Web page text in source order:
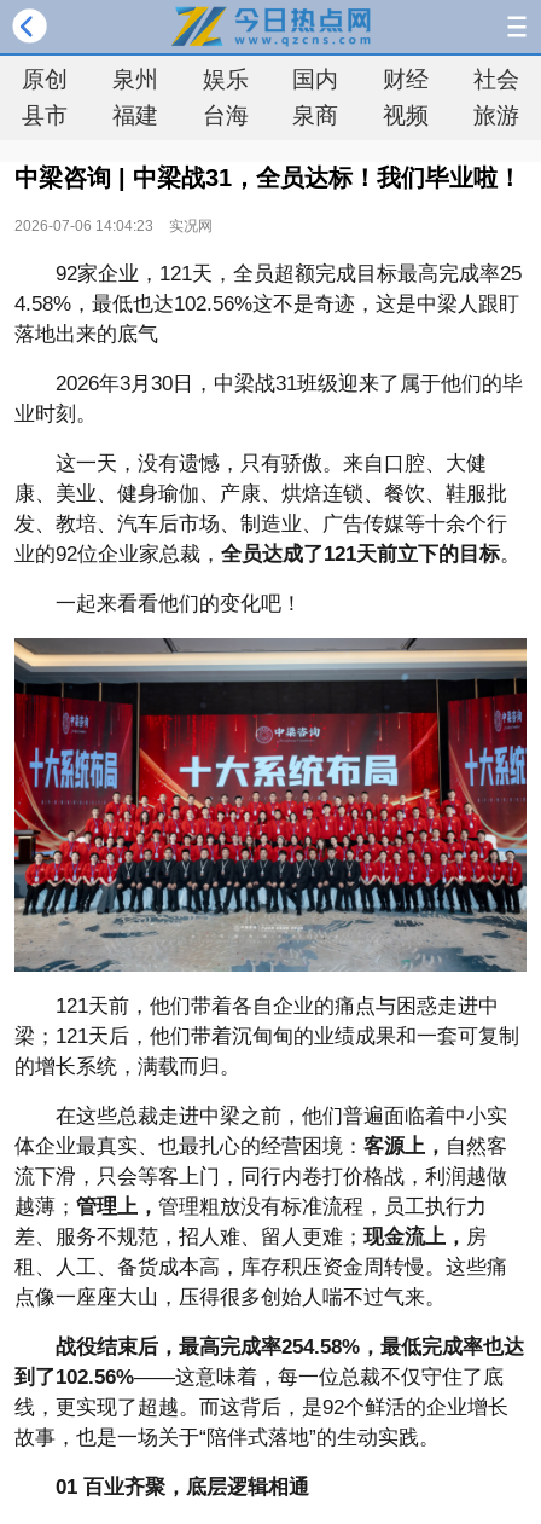
原创 泉州 娱乐 国内 财经
社会
县市
福建 台海 泉商 视频 旅游
中梁咨询 | 中梁战31，全员达标！我们毕业啦！
2026-07-06 14:04:23 实况网
92家企业，121天，全员超额完成目标最高完成率25
4.58%，最低也达102.56%这不是奇迹，这是中梁人跟盯
落地出来的底气
2026年3月30日，中梁战31班级迎来了属于他们的毕
业时刻。
这一天，没有遗憾，只有骄傲。来自口腔、大健
康、美业、健身瑜伽、产康、烘焙连锁、餐饮、鞋服批
发、教培、汽车后市场、制造业、广告传媒等十余个行
业的92位企业家总裁， 全员达成了121天前立下的目标。
一起来看看他们的变化吧！
121天前，他们带着各自企业的痛点与困惑走进中
梁；121天后，他们带着沉甸甸的业绩成果和一套可复制
的增长系统，满载而归。
在这些总裁走进中梁之前，他们普遍面临着中小实
体企业最真实、也最扎心的经营困境： 客源上， 自然客
流下滑，只会等客上门，同行内卷打价格战，利润越做
越薄； 管理上， 管理粗放没有标准流程，员工执行力
差、服务不规范，招人难、留人更难； 现金流上， 房
租、人工、备货成本高，库存积压资金周转慢。这些痛
点像一座座大山，压得很多创始人喘不过气来。
战役结束后， 最高完成率254.58%，最低完成率也达
到了102.56%——这意味着，每一位总裁不仅守住了底
线，更实现了超越。而这背后，是92个鲜活的企业增长
故事，也是一场关于“陪伴式落地”的生动实践。
01 百业齐聚，底层逻辑相通